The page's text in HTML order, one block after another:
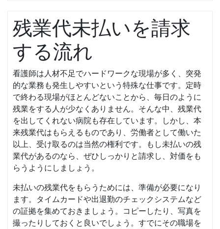
残業代未払いを請求
する流れ
看護師は人材不足でハードワークな現場が多く、突発
的な業務も発生しやすいという特殊な仕事です。定時
で終わる現場がほとんどないことから、毎日のように
残業をする人が少なくありません。そんな中、残業代
を出してくれない病院も存在しています。しかし、本
来残業代はもらえるものであり、労働者として働いた
以上、受け取るのは当然の権利です。もし未払いの残
業代があるのなら、ぜひしっかりと請求し、対価をも
らうようにしましょう。
未払いの残業代をもらうためには、準備が必要になり
ます。タイムカードや出退勤のチェックシステムなど
の証拠を集めておきましょう。コピーしたり、写真を
撮ったりしておくと良いでしょう。すでにその職場を